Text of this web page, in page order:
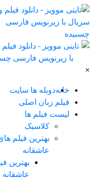
×
خانهدوبله ها سایت
فیلم زبان اصلی
لیست فیلم ها
کلاسیک
بهترین فیلم
عاشقانه
بهترین
عاشقانه